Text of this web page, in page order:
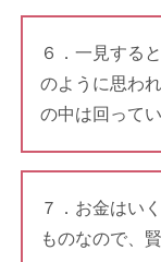
６．一見する
のように思わ
の中は回って
７．お金はい
ものなので、